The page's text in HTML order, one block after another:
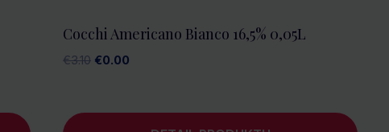
Cocchi Americano Bianco 16,5% 0,05L
€3.10 Pôvodná
€3.10.
€0.00
€0.00.